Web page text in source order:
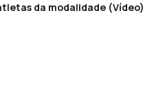
da modalidade (Vídeo)